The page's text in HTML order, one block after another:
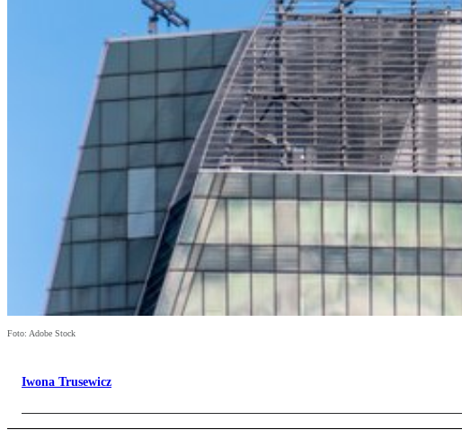
Foto: Adobe Stock
Iwona Trusewicz